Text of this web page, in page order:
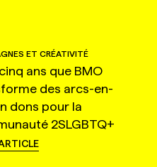
ET CRÉATIVITÉ
ans que BMO
des arcs-en-
dons pour la
2SLGBTQ+